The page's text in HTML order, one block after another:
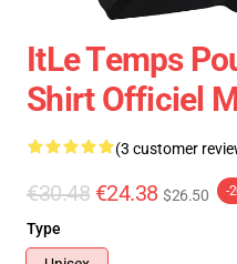
ItLe Temps
Shirt Officiel
(3 customer
€30.48 €24.38 $26.50 -
Type